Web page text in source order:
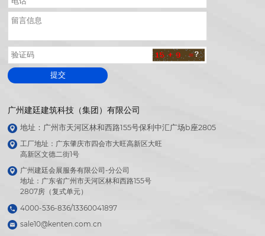
提交
广州建廷建筑科技（集团）有限公司
地址：广州市天河区林和西路155号保利中汇广场b座2805
工厂地址：广东肇庆市四会市大旺高新区大旺
高新区文德二街1号
广州建廷会展服务有限公司-分公司
地址：广东省广州市天河区林和西路155号
2807房（复式单元）
4000-536-836/13360041897
sale10@kenten.com.cn